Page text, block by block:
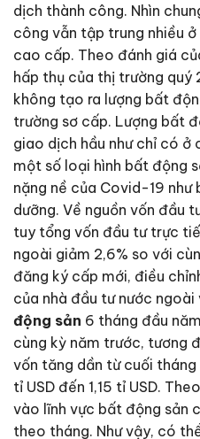
dịch thành công. Nhìn
công vẫn tập trung nhiều
cao cấp. Theo đánh giá
hấp thụ của thị trường quý
không tạo ra lượng bất
trường sơ cấp. Lượng bất
giao dịch hầu như chỉ có ở
một số loại hình bất động
nặng nề của Covid-19 như
dưỡng. Về nguồn vốn đầu
tuy tổng vốn đầu tư trực
ngoài giảm 2,6% so với
đăng ký cấp mới, điều
của nhà đầu tư nước ngoài
động sản 6 tháng đầu
cùng kỳ năm trước, tương
vốn tăng dần từ cuối
tỉ USD đến 1,15 tỉ USD.
vào lĩnh vực bất động sản
theo tháng. Như vậy, có